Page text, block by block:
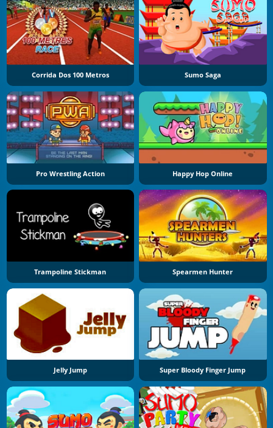
Corrida Dos 100 Metros Sumo Saga
Pro Wrestling Action Happy Hop Online
Trampoline Stickman Spearmen Hunter
Jelly Jump Super Bloody Finger Jump